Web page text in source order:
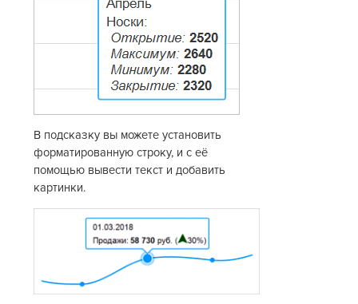
В подсказку вы можете установить
форматированную строку, и с её
помощью вывести текст и добавить
картинки.